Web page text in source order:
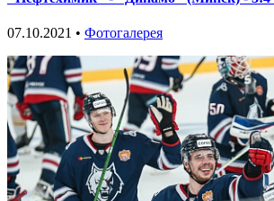
07.10.2021 • Фотогалерея